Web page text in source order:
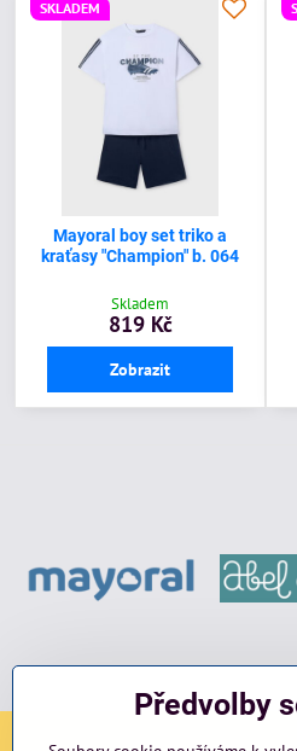
SKLADEM
Mayoral boy set triko a
kraťasy "Champion" b. 064
Skladem
819 Kč
Zobrazit
Předvolby